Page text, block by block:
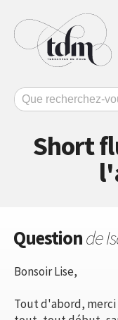
Short
Questionde
Bonsoir Lise,
Tout d'abord, merci